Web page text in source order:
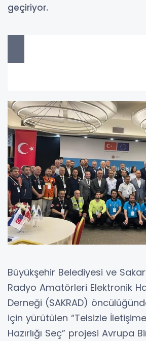
geçiriyor.
Büyükşehir Belediyesi ve
Radyo Amatörleri Elektronik
Derneği (SAKRAD)
için yürütülen “Telsizle
Hazırlığı Seç” projesi Avrupa